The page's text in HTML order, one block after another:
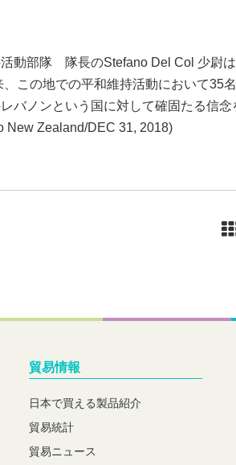
動部隊 隊長のStefano Del Col 少尉
この地での平和維持活動において35
バノンという国に対して確固たる信
New Zealand/DEC 31, 2018)
貿易情報
日本で買える製品紹介
貿易統計
貿易ニュース